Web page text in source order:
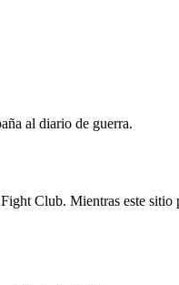
al diario de guerra.
Club. Mientras este